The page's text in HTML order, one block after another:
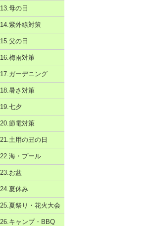
13.母の日
14.紫外線対策
15.父の日
16.梅雨対策
17.ガーデニング
18.暑さ対策
19.七夕
20.節電対策
21.土用の丑の日
22.海・プール
23.お盆
24.夏休み
25.夏祭り・花火大会
26.キャンプ・BBQ